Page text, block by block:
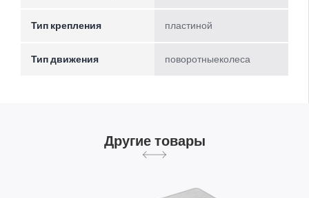
Тип крепления пластиной
Тип движения поворотныеколеса
Другие товары